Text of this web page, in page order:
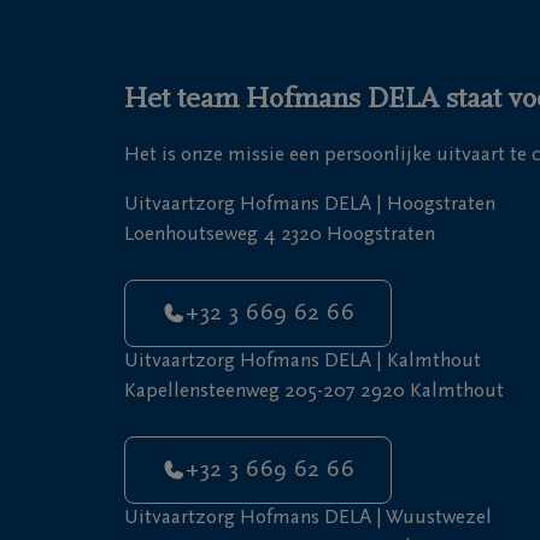
Het team Hofmans DELA staat
Het is onze missie een persoonlijke uitvaart te
Uitvaartzorg Hofmans DELA | Hoogstraten
Loenhoutseweg 4 2320 Hoogstraten
+32 3 669 62 66
Uitvaartzorg Hofmans DELA | Kalmthout
Kapellensteenweg 205-207 2920 Kalmthout
+32 3 669 62 66
Uitvaartzorg Hofmans DELA | Wuustwezel